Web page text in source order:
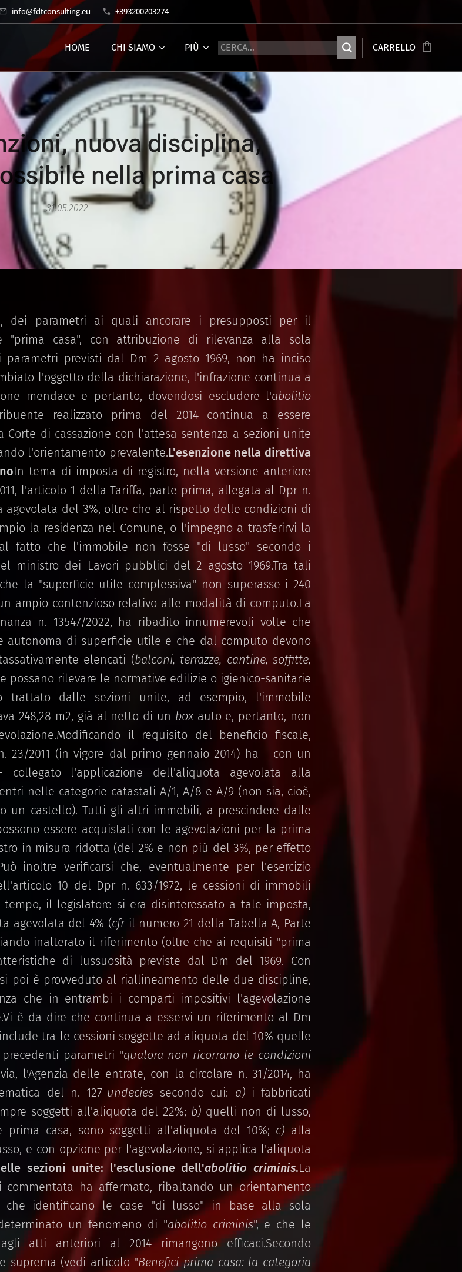
info@fdtconsulting.eu +393200203274
HOME CHI SIAMO PIÙ CARRELLO
nuova disciplina,
nella prima casa
31.05.2022
dei parametri ai quali ancorare i presupposti per il
"prima casa", con attribuzione di rilevanza alla sola
previsti dal Dm 2 agosto 1969, non ha inciso
l'oggetto della dichiarazione, l'infrazione continua a
mendace e pertanto, dovendosi escludere l'abolitio
realizzato prima del 2014 continua a essere
Corte di cassazione con l'attesa sentenza a sezioni unite
l'orientamento prevalente.L'esenzione nella direttiva
In tema di imposta di registro, nella versione anteriore
l'articolo 1 della Tariffa, parte prima, allegata al Dpr n.
agevolata del 3%, oltre che al rispetto delle condizioni di
la residenza nel Comune, o l'impegno a trasferirvi la
fatto che l'immobile non fosse "di lusso" secondo i
ministro dei Lavori pubblici del 2 agosto 1969.Tra tali
la "superficie utile complessiva" non superasse i 240
ampio contenzioso relativo alle modalità di computo.La
n. 13547/2022, ha ribadito innumerevoli volte che
autonoma di superficie utile e che dal computo devono
elencati (balconi, terrazze, cantine, soffitte,
possano rilevare le normative edilizie o igienico-sanitarie
trattato dalle sezioni unite, ad esempio, l'immobile
248,28 m2, già al netto di un boxauto e, pertanto, non
il requisito del beneficio fiscale,
23/2011 (in vigore dal primo gennaio 2014) ha - con un
collegato l'applicazione dell'aliquota agevolata alla
nelle categorie catastali A/1, A/8 e A/9 (non sia, cioè,
un castello). Tutti gli altri immobili, a prescindere dalle
essere acquistati con le agevolazioni per la prima
in misura ridotta (del 2% e non più del 3%, per effetto
inoltre verificarsi che, eventualmente per l'esercizio
10 del Dpr n. 633/1972, le cessioni di immobili
il legislatore si era disinteressato a tale imposta,
agevolata del 4% (cfr il numero 21 della Tabella A, Parte
inalterato il riferimento (oltre che ai requisiti "prima
di lussuosità previste dal Dm del 1969. Con
si poi è provveduto al riallineamento delle due discipline,
che in entrambi i comparti impositivi l'agevolazione
è da dire che continua a esservi un riferimento al Dm
tra le cessioni soggette ad aliquota del 10% quelle
parametri "qualora non ricorrano le condizioni
l'Agenzia delle entrate, con la circolare n. 31/2014, ha
del n. 127-undecies secondo cui: a)i fabbricati
soggetti all'aliquota del 22%; b) quelli non di lusso,
prima casa, sono soggetti all'aliquota del 10%; c) alla
e con opzione per l'agevolazione, si applica l'aliquota
sezioni unite: l'esclusione dell'abolitio criminis.La
ha affermato, ribaltando un orientamento
che identificano le case "di lusso" in base alla sola
un fenomeno di "abolitio criminis", e che le
atti anteriori al 2014 rimangono efficaci.Secondo
suprema (vedi articolo "Benefici prima casa: la categoria